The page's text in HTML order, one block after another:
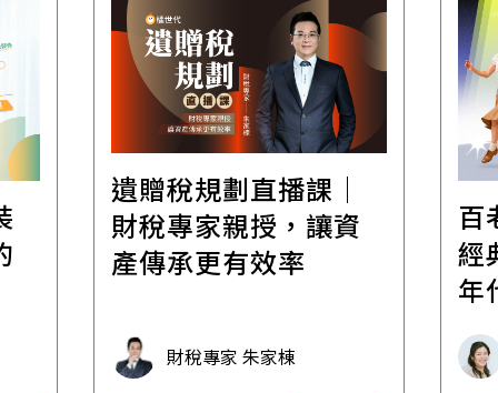
遺贈稅規劃直播課│
財稅專家親授，讓資
產傳承更有效率
財稅專家 朱家棟
百
經
年